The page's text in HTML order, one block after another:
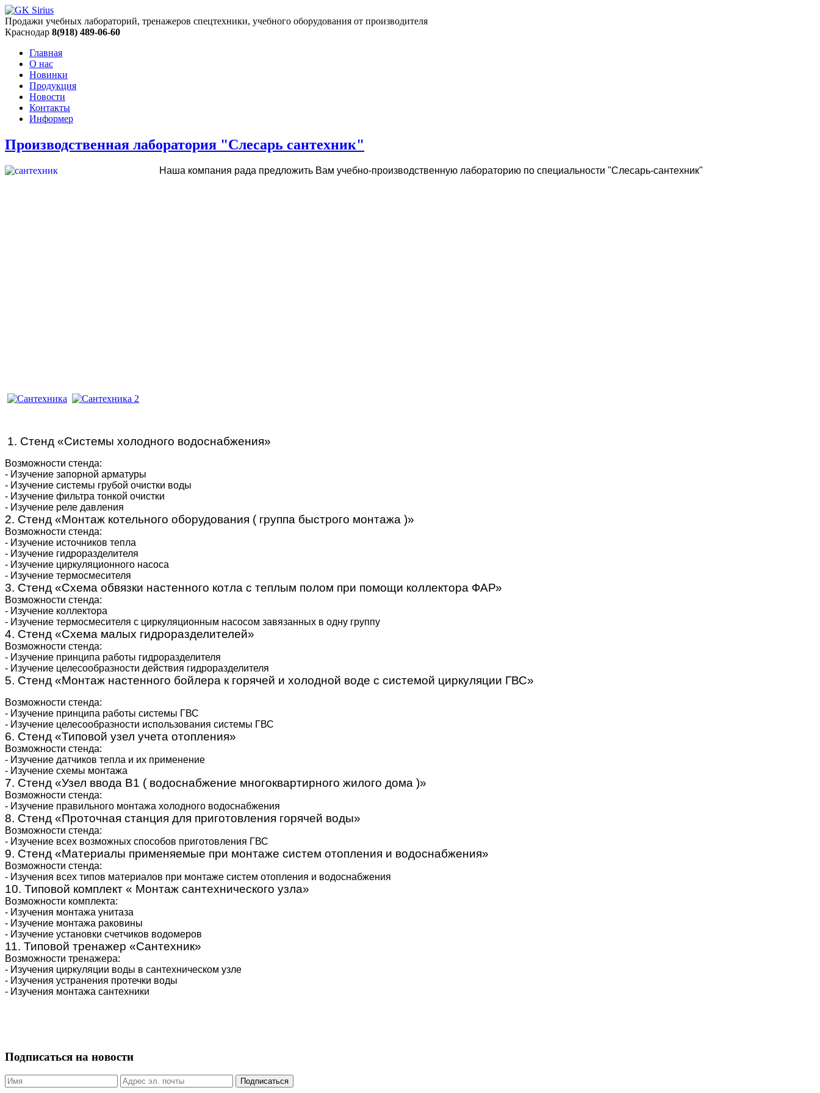
Продажи учебных лабораторий, тренажеров спецтехники, учебного оборудования от производителя
Краснодар 8(918) 489-06-60
Главная
О нас
Новинки
Продукция
Новости
Контакты
Информер
Производственная лаборатория "Слесарь сантехник"
Наша компания рада предложить Вам учебно-производственную лабораторию по специальности "Слесарь-сантехник"
1. Стенд «Системы холодного водоснабжения»
Возможности стенда:
- Изучение запорной арматуры
- Изучение системы грубой очистки воды
- Изучение фильтра тонкой очистки
- Изучение реле давления
2. Стенд «Монтаж котельного оборудования ( группа быстрого монтажа )»
Возможности стенда:
- Изучение источников тепла
- Изучение гидроразделителя
- Изучение циркуляционного насоса
- Изучение термосмесителя
3. Стенд «Схема обвязки настенного котла с теплым полом при помощи коллектора ФАР»
Возможности стенда:
- Изучение коллектора
- Изучение термосмесителя с циркуляционным насосом завязанных в одну группу
4. Стенд «Схема малых гидроразделителей»
Возможности стенда:
- Изучение принципа работы гидроразделителя
- Изучение целесообразности действия гидроразделителя
5. Стенд «Монтаж настенного бойлера к горячей и холодной воде с системой циркуляции ГВС»
Возможности стенда:
- Изучение принципа работы системы ГВС
- Изучение целесообразности использования системы ГВС
6. Стенд «Типовой узел учета отопления»
Возможности стенда:
- Изучение датчиков тепла и их применение
- Изучение схемы монтажа
7. Стенд «Узел ввода В1 ( водоснабжение многоквартирного жилого дома )»
Возможности стенда:
- Изучение правильного монтажа холодного водоснабжения
8. Стенд «Проточная станция для приготовления горячей воды»
Возможности стенда:
- Изучение всех возможных способов приготовления ГВС
9. Стенд «Материалы применяемые при монтаже систем отопления и водоснабжения»
Возможности стенда:
- Изучения всех типов материалов при монтаже систем отопления и водоснабжения
10. Типовой комплект « Монтаж сантехнического узла»
Возможности комплекта:
- Изучения монтажа унитаза
- Изучение монтажа раковины
- Изучение установки счетчиков водомеров
11. Типовой тренажер «Сантехник»
Возможности тренажера:
- Изучения циркуляции воды в сантехническом узле
- Изучения устранения протечки воды
- Изучения монтажа сантехники
Подписаться на новости
Подписаться